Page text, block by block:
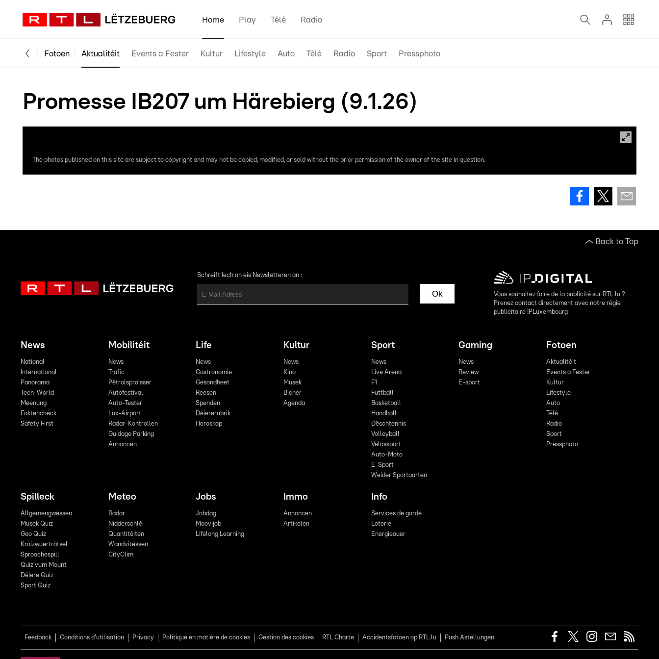
Home Play Télé Radio
Fotoen Aktualitéit Events a Fester Kultur Lifestyle Auto Télé Radio Sport Pressphoto
Promesse IB207 um Härebierg (9.1.26)
The photos published on this site are subject to copyright and may not be copied, modified, or sold without the prior permission of the owner of the site in question.
Back to Top
Schreift Iech an eis Newsletteren an :
Ok
Vous souhaitez faire de la publicité sur RTL.lu ?
Prenez contact directement avec notre régie
publicitaire IPLuxembourg
News
National
International
Panorama
Tech-World
Meenung
Faktencheck
Safety First
Mobilitéit
News
Trafic
Pëtrolspräisser
Autofestival
Auto-Tester
Lux-Airport
Radar-Kontrollen
Guidage Parking
Annoncen
Life
News
Gastronomie
Gesondheet
Reesen
Spenden
Déiererubrik
Horoskop
Kultur
News
Kino
Musek
Bicher
Agenda
Sport
News
Live Arena
F1
Futtball
Basketball
Handball
Dëschtennis
Volleyball
Vëlossport
Auto-Moto
E-Sport
Weider Sportaarten
Gaming
News
Review
E-sport
Fotoen
Aktualitéit
Events a Fester
Kultur
Lifestyle
Auto
Télé
Radio
Sport
Pressphoto
Spilleck
Allgemengwëssen
Musek Quiz
Geo Quiz
Kräizwuerträtsel
Sproochespill
Quiz vum Mount
Déiere Quiz
Sport Quiz
Meteo
Radar
Nidderschléi
Quantitéiten
Wandvitessen
CityClim
Jobs
Jobdag
Moovijob
Lifelong Learning
Immo
Annoncen
Artikelen
Info
Services de garde
Loterie
Energieauer
Feedback Conditions d'utilisation Privacy Politique en matière de cookies Gestion des cookies RTL Charte Accidentsfotoen op RTL.lu Push Astellungen